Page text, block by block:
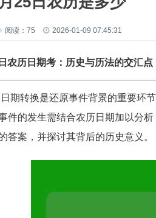
阅读：75 2026-01-09 07:45:31
农历日期考：历史与历法的交汇点
期转换是还原事件背景的重要环
件的发生需结合农历日期加以分
答案，并探讨其背后的历史意义。